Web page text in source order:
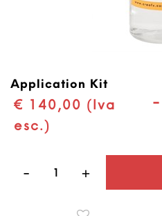
Application Kit
€ 140,00 (Iva
esc.)
-